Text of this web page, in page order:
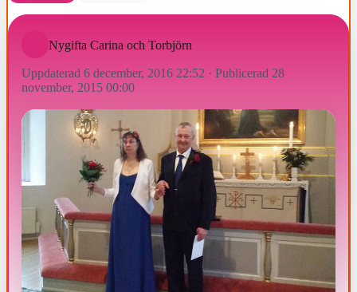
Nygifta Carina och Torbjörn
Uppdaterad 6 december, 2016 22:52 · Publicerad 28
november, 2015 00:00